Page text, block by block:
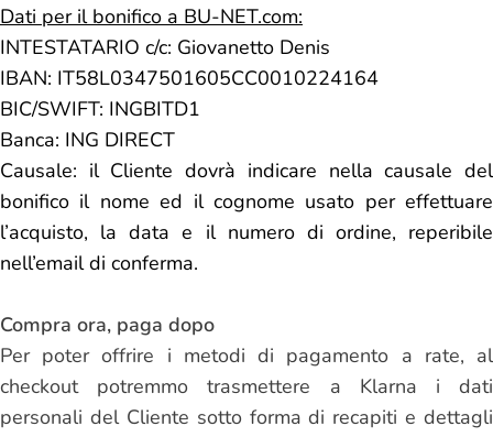
Dati per il bonifico a BU-NET.com:
INTESTATARIO c/c: Giovanetto Denis
IBAN: IT58L0347501605CC0010224164
BIC/SWIFT: INGBITD1
Banca: ING DIRECT
Causale: il Cliente dovrà indicare nella causale del
bonifico il nome ed il cognome usato per effettuare
l’acquisto, la data e il numero di ordine, reperibile
nell’email di conferma.
Compra ora, paga dopo
Per poter offrire i metodi di pagamento a rate, al
checkout potremmo trasmettere a Klarna i dati
personali del Cliente sotto forma di recapiti e dettagli